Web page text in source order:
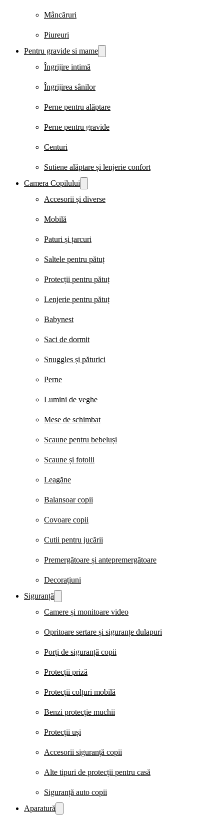
Mâncăruri
Piureuri
Pentru gravide si mame
Îngrijire intimă
Îngrijirea sânilor
Perne pentru alăptare
Perne pentru gravide
Centuri
Sutiene alăptare și lenjerie confort
Camera Copilului
Accesorii și diverse
Mobilă
Paturi și țarcuri
Saltele pentru pătuț
Protecții pentru pătuț
Lenjerie pentru pătuț
Babynest
Saci de dormit
Snuggles și păturici
Perne
Lumini de veghe
Mese de schimbat
Scaune pentru bebeluși
Scaune și fotolii
Leagăne
Balansoar copii
Covoare copii
Cutii pentru jucării
Premergătoare și antepremergătoare
Decorațiuni
Siguranță
Camere și monitoare video
Opritoare sertare și siguranțe dulapuri
Porți de siguranță copii
Protecții priză
Protecții colțuri mobilă
Benzi protecție muchii
Protecții uși
Accesorii siguranță copii
Alte tipuri de protecții pentru casă
Siguranță auto copii
Aparatură